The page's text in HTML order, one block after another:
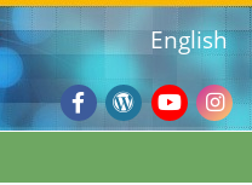
Facebook
Wordpress
English